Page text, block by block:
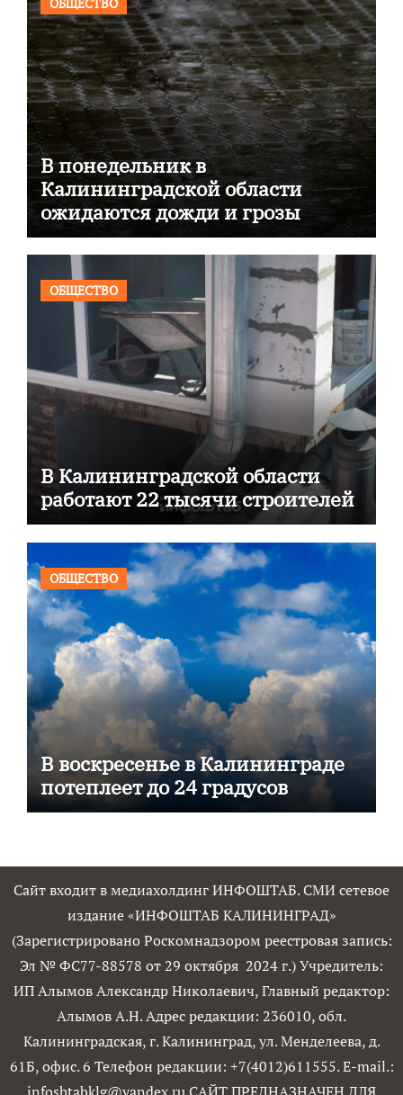
В понедельник в
Калининградской области
ожидаются дожди и грозы
ОБЩЕСТВО
В Калининградской области
работают 22 тысячи строителей
ОБЩЕСТВО
В воскресенье в Калининграде
потеплеет до 24 градусов
Сайт входит в медиахолдинг ИНФОШТАБ. СМИ сетевое
издание «ИНФОШТАБ КАЛИНИНГРАД»
(Зарегистрировано Роскомнадзором реестровая запись:
Эл № ФС77-88578 от 29 октября 2024 г.) Учредитель:
ИП Алымов Александр Николаевич, Главный редактор:
Алымов А.Н. Адрес редакции: 236010, обл.
Калининградская, г. Калининград, ул. Менделеева, д.
61Б, офис. 6 Телефон редакции: +7(4012)611555. E-mail.: